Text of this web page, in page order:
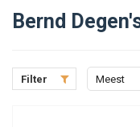
Bernd
Filter
Meest